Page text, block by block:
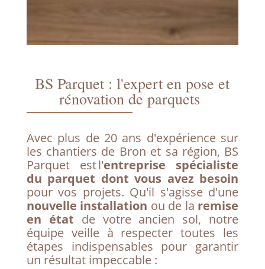
BS Parquet : l'expert en pose et
rénovation de parquets
Avec plus de 20 ans d'expérience sur
les chantiers de Bron et sa région, BS
Parquet est l'entreprise spécialiste
du parquet dont vous avez besoin
pour vos projets. Qu'il s'agisse d'une
nouvelle installation ou de la remise
en état de votre ancien sol, notre
équipe veille à respecter toutes les
étapes indispensables pour garantir
un résultat impeccable :